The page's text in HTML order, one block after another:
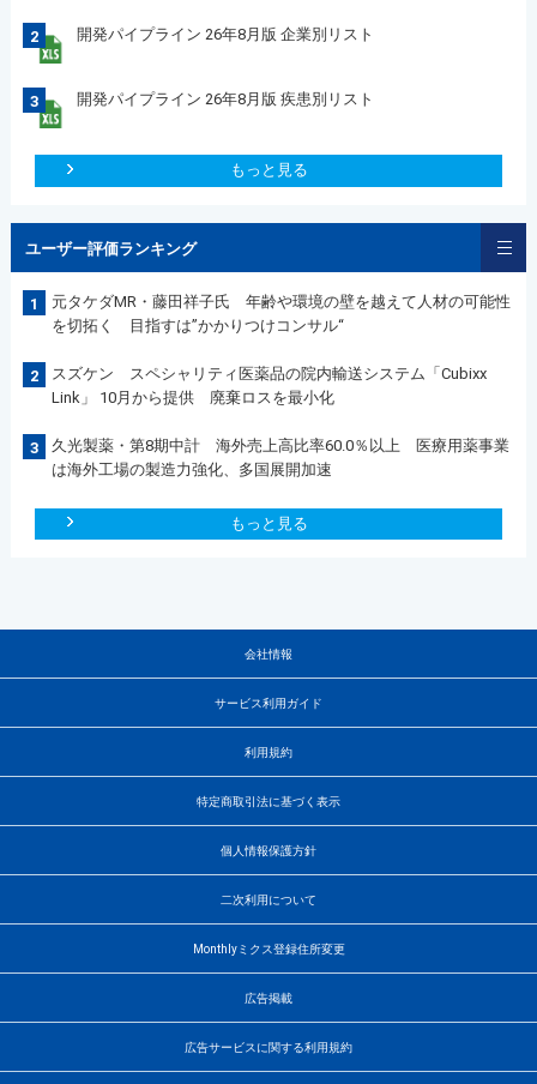
2 開発パイプライン 26年8月版 企業別リスト
3 開発パイプライン 26年8月版 疾患別リスト
もっと見る
ユーザー評価ランキング
1
元タケダMR・藤田祥子氏 年齢や環境の壁を越えて人材の可能性
を切拓く 目指すは”かかりつけコンサル“
2
スズケン スペシャリティ医薬品の院内輸送システム「Cubixx
Link」 10月から提供 廃棄ロスを最小化
3
久光製薬・第8期中計 海外売上高比率60.0％以上 医療用薬事業
は海外工場の製造力強化、多国展開加速
もっと見る
会社情報
サービス利用ガイド
利用規約
特定商取引法に基づく表示
個人情報保護方針
二次利用について
Monthlyミクス登録住所変更
広告掲載
広告サービスに関する利用規約